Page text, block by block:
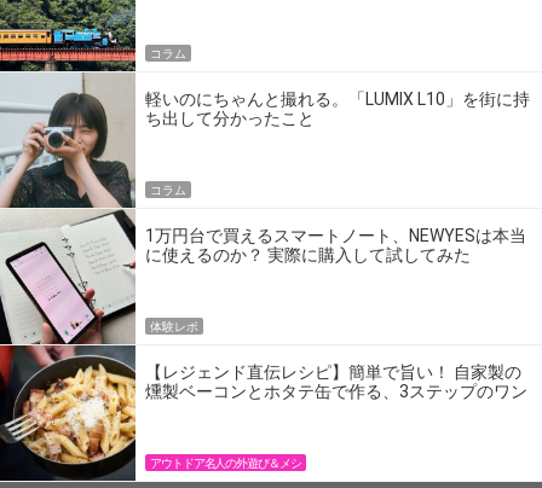
コラム
軽いのにちゃんと撮れる。「LUMIX L10」を街に持
ち出して分かったこと
コラム
1万円台で買えるスマートノート、NEWYESは本当
に使えるのか？ 実際に購入して試してみた
体験レポ
【レジェンド直伝レシピ】簡単で旨い！ 自家製の
燻製ベーコンとホタテ缶で作る、3ステップのワン
アウトドア名人の外遊び＆メシ